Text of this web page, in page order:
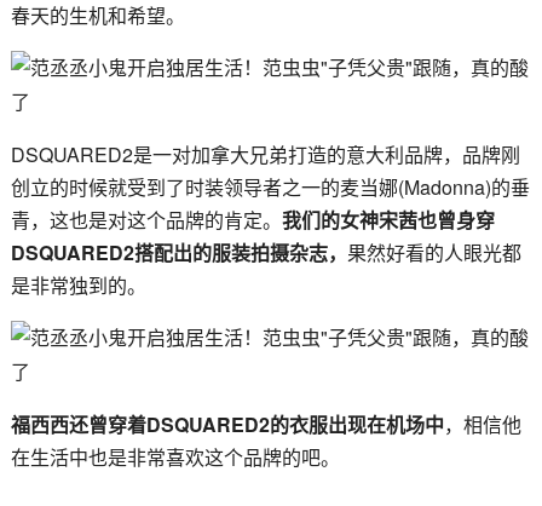
春天的生机和希望。
DSQUARED2是一对加拿大兄弟打造的意大利品牌，品牌刚
创立的时候就受到了时装领导者之一的麦当娜(Madonna)的垂
青，这也是对这个品牌的肯定。 我们的女神宋茜也曾身穿
DSQUARED2搭配出的服装拍摄杂志， 果然好看的人眼光都
是非常独到的。
福西西还曾穿着DSQUARED2的衣服出现在机场中，相信他
在生活中也是非常喜欢这个品牌的吧。